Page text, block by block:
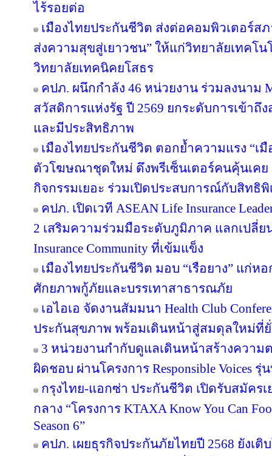
ไร้รอยต่อ
เมืองไทยประกันชีวิต ส่งต่อคอมพิวเตอร์ส
ส่งความสุขสู่เยาวชน” ให้แก่วิทยาลัยเทคโ
วิทยาลัยเทคนิคยโสธร
คปภ. ผนึกกำลัง 46 หน่วยงาน ร่วมลงนาม
สวัสดิการแห่งรัฐ ปี 2569 ยกระดับการเข้าถึ
และมีประสิทธิภาพ
เมืองไทยประกันชีวิต ตอกย้ำความแรง “เ
ตัวโฆษณาชุดใหม่ ดึงพรีเซ็นเตอร์คนคุ้นเค
กิจกรรมเยอะ ร่วมเปิดประสบการณ์กับสิทธิ
คปภ. เปิดเวที ASEAN Life Insurance
2 เสริมความร่วมมือระดับภูมิภาค แลกเปลี่
Insurance Community ที่เข้มแข็ง
เมืองไทยประกันชีวิต มอบ “เรือยาง” แก่ห
ศักยภาพกู้ภัยและบรรเทาสาธารณภัย
เอไอเอ จัดงานสัมมนา Health Club
ประกันสุขภาพ พร้อมเดินหน้าสู่สมดุลใหม่ที่
3 หน่วยงานกำกับดูแลเดินหน้าสร้างความ
ผิดชอบ ผ่านโครงการ Responsible Voices รุ่
กรุงไทย-แอกซ่า ประกันชีวิต เปิดรับสมัค
กลาง “โครงการ KTAXA Know You Can
Season 6”
คปภ. เผยธุรกิจประกันภัยไทยปี 2568 ยังเ